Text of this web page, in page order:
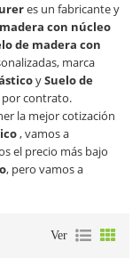
es un fabricante y
con núcleo
de madera con
marca
ySuelo de
contrato.
la mejor cotización
, vamos a
el precio más bajo
, pero vamos a
Ver